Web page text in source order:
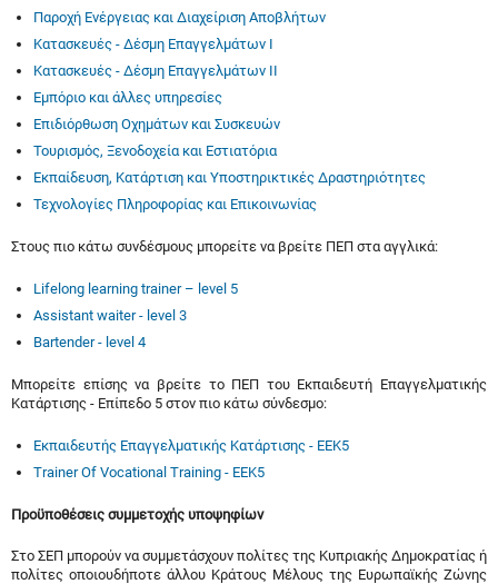
Παροχή Ενέργειας και Διαχείριση Αποβλήτων
Κατασκευές - Δέσμη Επαγγελμάτων Ι
Κατασκευές - Δέσμη Επαγγελμάτων ΙΙ
Εμπόριο και άλλες υπηρεσίες
Επιδιόρθωση Οχημάτων και Συσκευών
Τουρισμός, Ξενοδοχεία και Εστιατόρια
Εκπαίδευση, Κατάρτιση και Υποστηρικτικές Δραστηριότητες
Τεχνολογίες Πληροφορίας και Επικοινωνίας
Στους πιο κάτω συνδέσμους μπορείτε να βρείτε ΠΕΠ στα αγγλικά:
Lifelong learning trainer – level 5
Assistant waiter - level 3
Bartender - level 4
Μπορείτε επίσης να βρείτε το ΠΕΠ του Εκπαιδευτή Επαγγελματικής
Κατάρτισης - Επίπεδο 5 στον πιο κάτω σύνδεσμο:
Εκπαιδευτής Επαγγελματικής Κατάρτισης - ΕΕΚ5
Trainer Of Vocational Training - EEK5
Προϋποθέσεις συμμετοχής υποψηφίων
Στο ΣΕΠ μπορούν να συμμετάσχουν πολίτες της Κυπριακής Δημοκρατίας ή
πολίτες οποιουδήποτε άλλου Κράτους Μέλους της Ευρωπαϊκής Ζώνης